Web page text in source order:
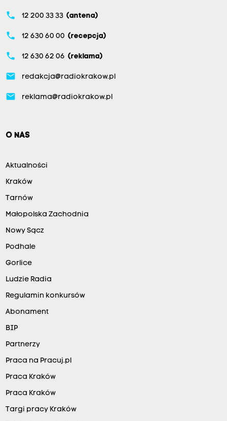
phone 12 200 33 33 (antena)
phone 12 630 60 00 (recepcja)
phone 12 630 62 06 (reklama)
email redakcja@radiokrakow.pl
email reklama@radiokrakow.pl
O NAS
Aktualności
Kraków
Tarnów
Małopolska Zachodnia
Nowy Sącz
Podhale
Gorlice
Ludzie Radia
Regulamin konkursów
Abonament
BIP
Partnerzy
Praca na Pracuj.pl
Praca Kraków
Praca Kraków
Targi pracy Kraków